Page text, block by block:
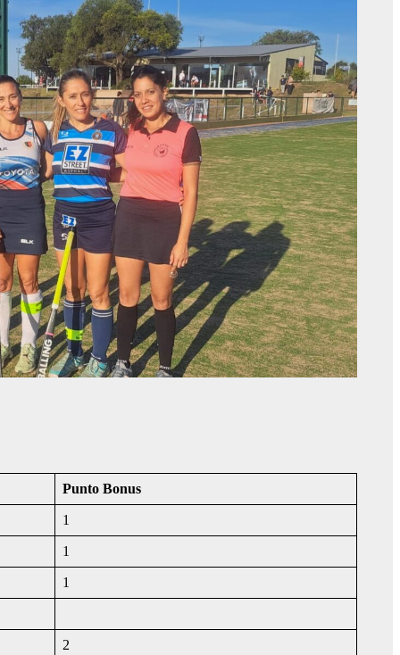
Punto Bonus
1
1
1
2